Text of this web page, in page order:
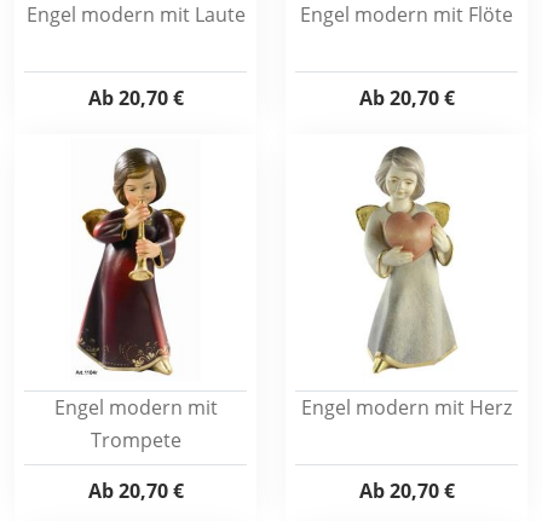
Engel modern mit Laute
Ab20,70 €
Engel modern mit Flöte
Ab20,70 €
Engel modern mit
Trompete
Ab20,70 €
Engel modern mit Herz
Ab20,70 €